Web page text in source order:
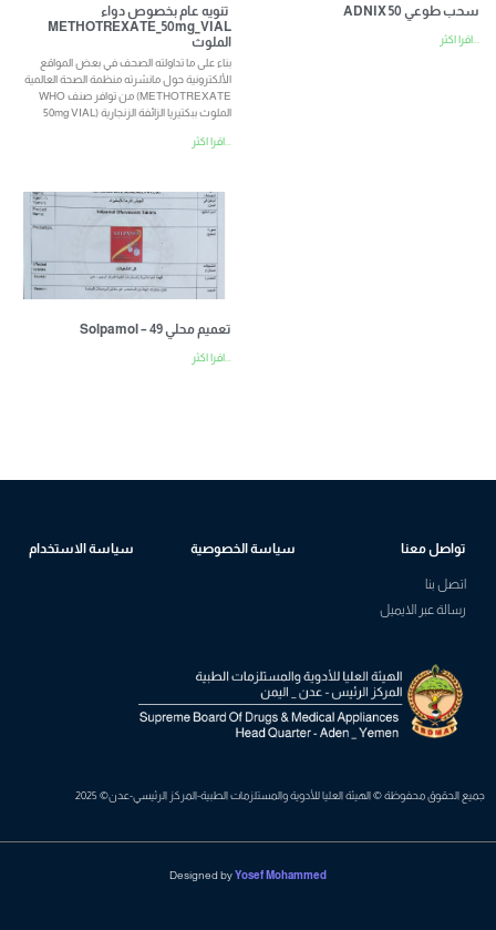
تنويه عام بخصوص دواء
METHOTREXATE_50mg_VIAL
الملوث
بناء على ما تداولته الصحف في بعض المواقع
الألكترونية حول مانشرته منظمة الصحة العالمية
WHO من توافر صنف (METHOTREXATE
50mg VIAL) الملوث ببكتيريا الزائفة الزنجارية
ADNIX 50 سحب طوعي
Solpamol – تعميم محلي 49
سياسة الاستخدام سياسة الخصوصية تواصل معنا
اتصل بنا
رسالة عبر الايميل
جميع الحقوق محفوظة © الهيئة العليا للأدوية والمستلزمات الطبية-المركز الرئيسي-عدن© 2025
Designed byYosef Mohammed